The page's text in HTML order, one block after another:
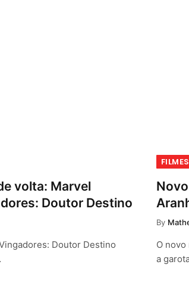
volta: Marvel
Doutor Destino
Doutor Destino
FILMES
By
O
a